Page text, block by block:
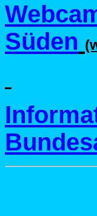
Süden